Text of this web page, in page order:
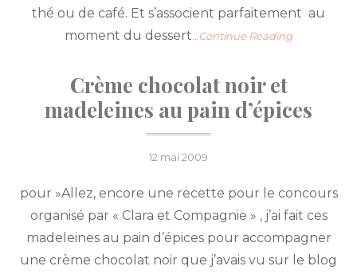
thé ou de café. Et s’associent parfaitement au
moment du dessert…Continue Reading
Crème chocolat noir et
madeleines au pain d’épices
Posted
12 mai 2009
pour »Allez, encore une recette pour le concours
organisé par « Clara et Compagnie » , j’ai fait ces
madeleines au pain d’épices pour accompagner
une crème chocolat noir que j’avais vu sur le blog